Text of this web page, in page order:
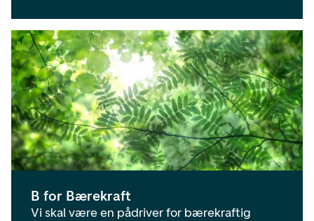
B for Bærekraft
Vi skal være en pådriver for bærekraftig